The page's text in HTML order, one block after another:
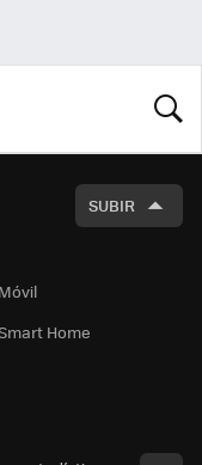
SUBIR
Home